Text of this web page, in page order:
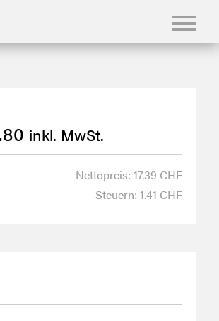
& KARTEN
SHOP
inkl. MwSt.
Nettopreis: 17.39 CHF
Steuern: 1.41 CHF